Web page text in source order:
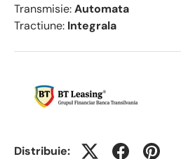
Transmisie:Automata
Tractiune: Integrala
Distribuie: